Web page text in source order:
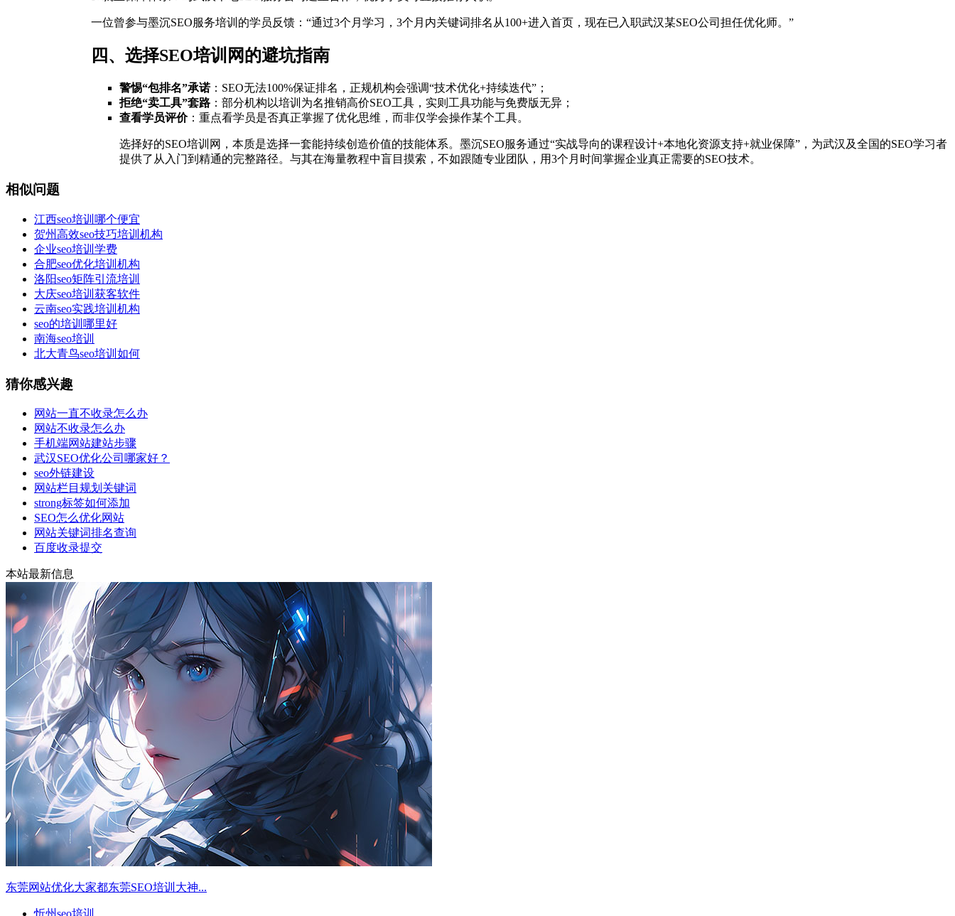
一位曾参与墨沉SEO服务培训的学员反馈：“通过3个月学习，3个月内关键词排名从100+进入首页，现在已入职武汉某SEO公司担任优化师。”
四、选择SEO培训网的避坑指南
警惕“包排名”承诺：SEO无法100%保证排名，正规机构会强调“技术优化+持续迭代”；
拒绝“卖工具”套路 ：部分机构以培训为名推销高价SEO工具，实则工具功能与免费版无异；
查看学员评价：重点看学员是否真正掌握了优化思维，而非仅学会操作某个工具。
选择好的SEO培训网，本质是选择一套能持续创造价值的技能体系。墨沉SEO服务通过“实战导向的课程设计+本地化资源支持+就业保障”，为武汉及全国的SEO学习者
提供了从入门到精通的完整路径。与其在海量教程中盲目摸索，不如跟随专业团队，用3个月时间掌握企业真正需要的SEO技术。
相似问题
江西seo培训哪个便宜
贺州高效seo技巧培训机构
企业seo培训学费
合肥seo优化培训机构
洛阳seo矩阵引流培训
大庆seo培训获客软件
云南seo实践培训机构
seo的培训哪里好
南海seo培训
北大青鸟seo培训如何
猜你感兴趣
网站一直不收录怎么办
网站不收录怎么办
手机端网站建站步骤
武汉SEO优化公司哪家好？
seo外链建设
网站栏目规划关键词
strong标签如何添加
SEO怎么优化网站
网站关键词排名查询
百度收录提交
本站最新信息
东莞网站优化大家都东莞SEO培训大神...